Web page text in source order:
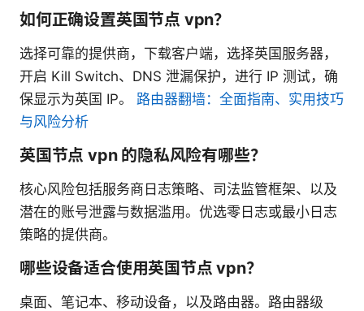
如何正确设置英国节点 vpn？
选择可靠的提供商，下载客户端，选择英国服务器，
开启 Kill Switch、DNS 泄漏保护，进行 IP 测试，确
保显示为英国 IP。 路由器翻墙：全面指南、实用技巧
与风险分析
英国节点 vpn 的隐私风险有哪些？
核心风险包括服务商日志策略、司法监管框架、以及
潜在的账号泄露与数据滥用。优选零日志或最小日志
策略的提供商。
哪些设备适合使用英国节点 vpn？
桌面、笔记本、移动设备，以及路由器。路由器级